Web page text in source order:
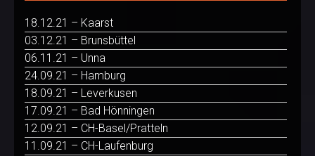
18.12.21 – Kaarst
03.12.21 – Brunsbüttel
06.11.21 – Unna
24.09.21 – Hamburg
18.09.21 – Leverkusen
17.09.21 – Bad Hönningen
12.09.21 – CH-Basel/Pratteln
11.09.21 – CH-Laufenburg